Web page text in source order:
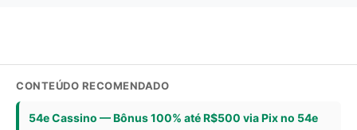
CONTEÚDO RECOMENDADO
54e Cassino — Bônus 100% até R$500 via Pix no 54e